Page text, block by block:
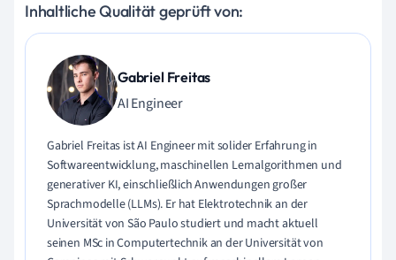
Inhaltliche Qualität geprüft von:
Gabriel Freitas
AI Engineer
Gabriel Freitas ist AI Engineer mit solider Erfahrung in
Softwareentwicklung, maschinellen Lernalgorithmen und
generativer KI, einschließlich Anwendungen großer
Sprachmodelle (LLMs). Er hat Elektrotechnik an der
Universität von São Paulo studiert und macht aktuell
seinen MSc in Computertechnik an der Universität von